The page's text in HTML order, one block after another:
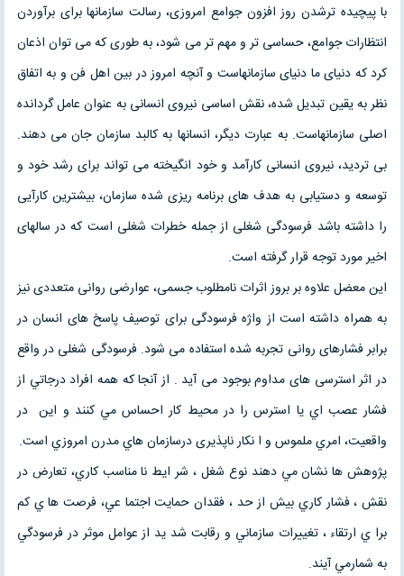
با پیچیده ترشدن روز افزون جوامع امروزی، رسالت سازمانها برای برآوردن
انتظارات جوامع، حساسی تر و مهم تر می شود، به طوری که می توان اذعان
کرد که دنیای ما دنیای سازمانهاست و آنچه امروز در بین اهل فن و به اتفاق
نظر به یقین تبدیل شده، نقش اساسی نیروی انسانی به عنوان عامل گردانده
اصلی سازمانهاست. به عبارت دیگر، انسانها به کالبد سازمان جان می دهند.
بی تردید، نیروی انسانی کارآمد و خود انگیخته می تواند برای رشد خود و
توسعه و دستیابی به هدف های برنامه ریزی شده سازمان، بیشترین کارآیی
را داشته باشد فرسودگی شغلی از جمله خطرات شغلی است که در سالهای
اخیر مورد توجه قرار گرفته است.
این معضل علاوه بر بروز اثرات نامطلوب جسمی، عوارضی روانی متعددی نیز
به همراه داشته است از واژه فرسودگی برای توصیف پاسخ های انسان در
برابر فشارهای روانی تجربه شده استفاده می شود. فرسودگی شغلی در واقع
در اثر استرسی های مداوم بوجود می آید . از آنجا که همه افراد درجاتي از
فشار عصب اي يا استرس را در محيط كار احساس مي كنند و اين در
واقعيت، امري ملموس و ا نكار ناپذيری درسازمان هاي مدرن امروزي است.
پژوهش ها نشان مي دهند نوع شغل ، شر ايط نا مناسب كاري، تعارض در
نقش ، فشار كاري بيش از حد ، فقدان حمايت اجتما عي، فرصت ها ي كم
برا ي ارتقاء ، تغييرات سازماني و رقابت شد يد از عوامل موثر در فرسودگي
به شمارمي آيند.